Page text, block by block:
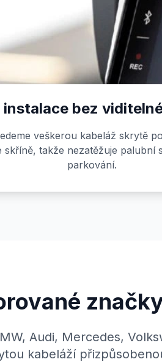
bez
veškerou kabeláž skrytě
takže nezatěžuje palubní
parkování.
Audi, Mercedes,
kabeláží